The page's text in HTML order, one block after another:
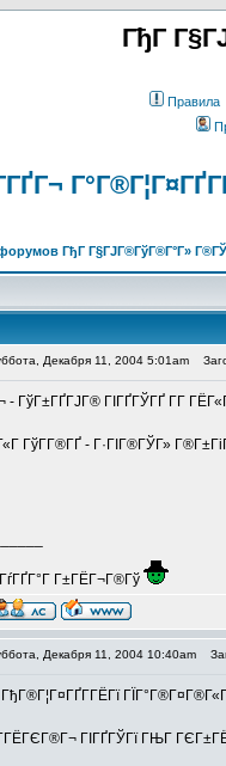
ГђГ
Правила
ГђГ Г§ГЈГ®ГўГ®Г°Г»
Декабря 11, 2004 5:01am
ГўГ±ГҐГЈГ® ГІГҐГЎГҐ Г­Г
ГўГ­Г®ГҐ - Г·ГІГ®ГЎГ»
Г±ГЁГ¬Г®Гў
Декабря 11, 2004 10:40am
ГІГҐГЎГї ГЊГ